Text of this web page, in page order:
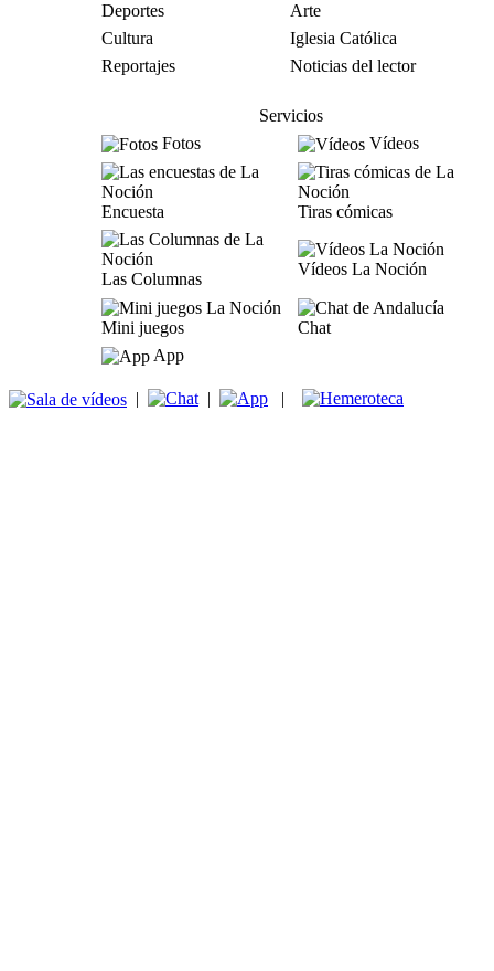
Deportes
Arte
Cultura
Iglesia Católica
Reportajes
Noticias del lector
Servicios
Fotos
Vídeos
Encuesta Tiras cómicas
Las Columnas
Vídeos La Noción
Mini juegos
Chat
App
| | |